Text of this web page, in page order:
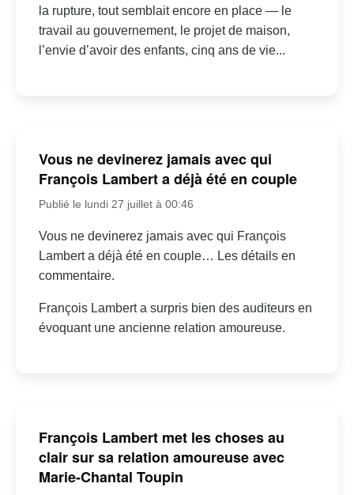
la rupture, tout semblait encore en place — le
travail au gouvernement, le projet de maison,
l’envie d’avoir des enfants, cinq ans de vie...
Vous ne devinerez jamais avec qui
François Lambert a déjà été en couple
Publié le lundi 27 juillet à 00:46
Vous ne devinerez jamais avec qui François
Lambert a déjà été en couple… Les détails en
commentaire.
François Lambert a surpris bien des auditeurs en
évoquant une ancienne relation amoureuse.
François Lambert met les choses au
clair sur sa relation amoureuse avec
Marie-Chantal Toupin